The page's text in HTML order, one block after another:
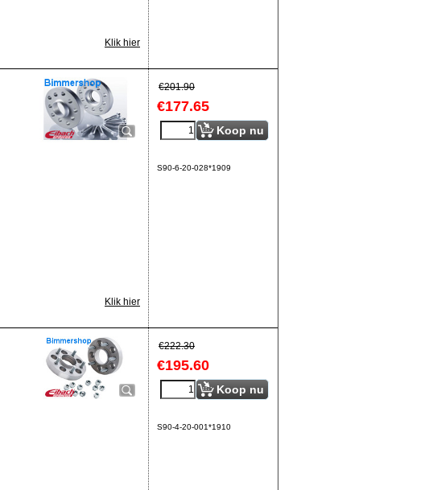
Klik hier
€201.90
€177.65
Koop nu
S90-6-20-028*1909
Klik hier
€222.30
€195.60
Koop nu
S90-4-20-001*1910